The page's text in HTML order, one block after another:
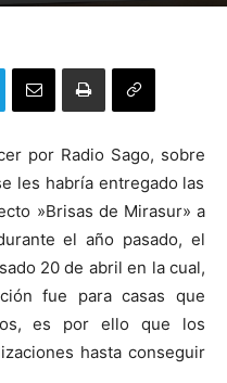
por Radio Sago, sobre
les habría entregado las
»Brisas de Mirasur»a
el año pasado, el
20 de abril en la cual,
fue para casas que
es por ello que los
hasta conseguir